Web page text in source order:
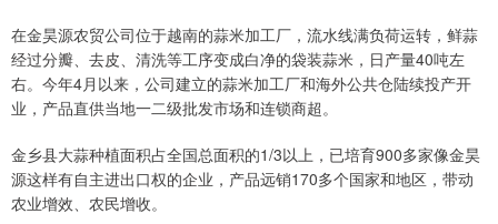
在金昊源农贸公司位于越南的蒜米加工厂，流水线满负荷运转，鲜蒜
经过分瓣、去皮、清洗等工序变成白净的袋装蒜米，日产量40吨左
右。今年4月以来，公司建立的蒜米加工厂和海外公共仓陆续投产开
业，产品直供当地一二级批发市场和连锁商超。
金乡县大蒜种植面积占全国总面积的1/3以上，已培育900多家像金昊
源这样有自主进出口权的企业，产品远销170多个国家和地区，带动
农业增效、农民增收。